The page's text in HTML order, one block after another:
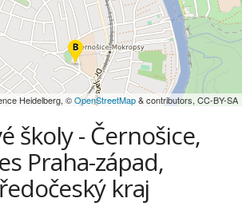
Heidelberg, ©OpenStreetMap& contributors, CC-BY-SA
školy - Černošice,
Praha-západ,
kraj